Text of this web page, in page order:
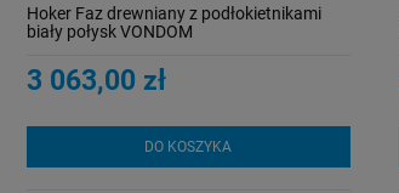
Hoker Faz drewniany z podłokietnikami
biały połysk VONDOM
3 063,00 zł
DO KOSZYKA